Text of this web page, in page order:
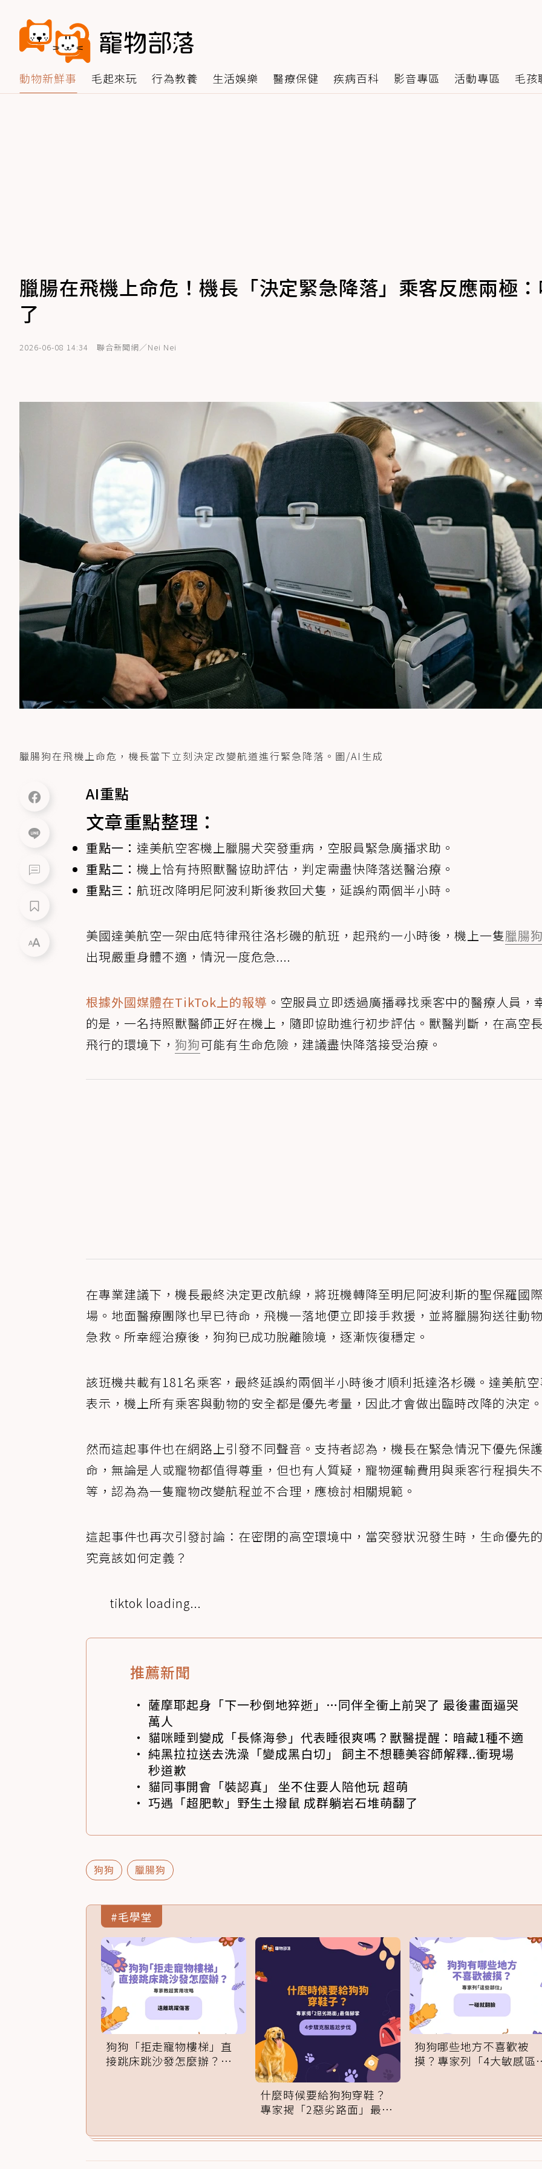
動物新鮮事 毛起來玩 行為教養 生活娛樂 醫療保健 疾病百科 影音專區 活動專區 毛孩
臘腸在飛機上命危！機長「決定緊急降落」乘客反應兩極
了
2026-06-08 14:34 聯合新聞網／Nei Nei
臘腸狗在飛機上命危，機長當下立刻決定改變航道進行緊急降落。圖/AI生成
AI重點
文章重點整理：
重點一： 達美航空客機上臘腸犬突發重病，空服員緊急廣播求助。
重點二： 機上恰有持照獸醫協助評估，判定需盡快降落送醫治療。
重點三： 航班改降明尼阿波利斯後救回犬隻，延誤約兩個半小時。
美國達美航空一架由底特律飛往洛杉磯的航班，起飛約一小時後，機上一隻臘腸狗
出現嚴重身體不適，情況一度危急....
根據外國媒體在TikTok上的報導 。空服員立即透過廣播尋找乘客中的醫療人員，
的是，一名持照獸醫師正好在機上，隨即協助進行初步評估。獸醫判斷，在高空
飛行的環境下， 狗狗可能有生命危險，建議盡快降落接受治療。
在專業建議下，機長最終決定更改航線，將班機轉降至明尼阿波利斯的聖保羅國
場。地面醫療團隊也早已待命，飛機一落地便立即接手救援，並將臘腸狗送往動
急救。所幸經治療後，狗狗已成功脫離險境，逐漸恢復穩定。
該班機共載有181名乘客，最終延誤約兩個半小時後才順利抵達洛杉磯。達美航空
表示，機上所有乘客與動物的安全都是優先考量，因此才會做出臨時改降的決定。
然而這起事件也在網路上引發不同聲音。支持者認為，機長在緊急情況下優先保
命，無論是人或寵物都值得尊重，但也有人質疑，寵物運輸費用與乘客行程損失
等，認為為一隻寵物改變航程並不合理，應檢討相關規範。
這起事件也再次引發討論：在密閉的高空環境中，當突發狀況發生時，生命優先
究竟該如何定義？
tiktok loading...
推薦新聞
薩摩耶起身「下一秒倒地猝逝」…同伴全衝上前哭了 最後畫面逼哭
萬人
貓咪睡到變成「長條海參」代表睡很爽嗎？獸醫提醒：暗藏1種不適
純黑拉拉送去洗澡「變成黑白切」 飼主不想聽美容師解釋..衝現場
秒道歉
貓同事開會「裝認真」 坐不住要人陪他玩 超萌
巧遇「超肥軟」野生土撥鼠 成群躺岩石堆萌翻了
狗狗 臘腸狗
#毛學堂
狗狗「拒走寵物樓梯」直
接跳床跳沙發怎麼辦？專
什麼時候要給狗狗穿鞋？
專家揭「2惡劣路面」最傷
狗狗哪些地方不喜歡被
摸？專家列「4大敏感區